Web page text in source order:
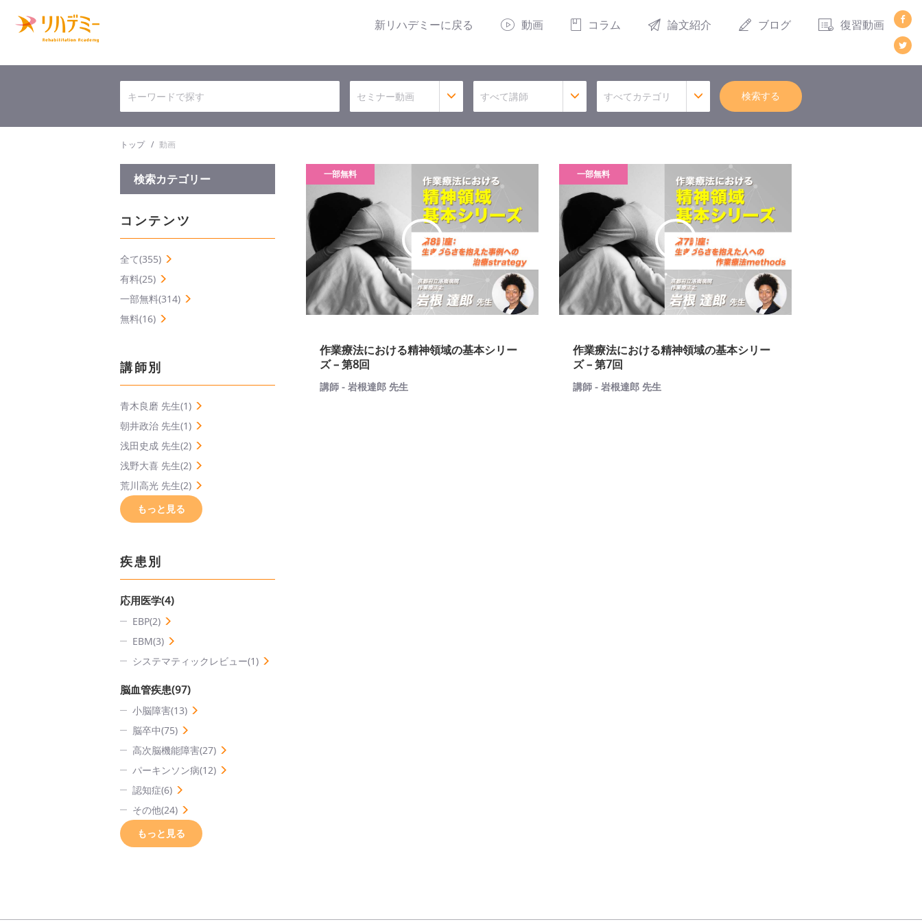
新リハデミーに戻る 動画 コラム 論文紹介 ブログ 復習動画
セミナー動画 すべて講師 すべてカテゴリ 検索する
トップ 動画
検索カテゴリー
コンテンツ
全て(355)
有料(25)
一部無料(314)
無料(16)
講師別
青木良磨 先生(1)
朝井政治 先生(1)
浅田史成 先生(2)
浅野大喜 先生(2)
荒川高光 先生(2)
もっと見る
疾患別
応用医学(4)
EBP(2)
EBM(3)
システマティックレビュー(1)
脳血管疾患(97)
小脳障害(13)
脳卒中(75)
高次脳機能障害(27)
パーキンソン病(12)
認知症(6)
その他(24)
もっと見る
一部無料
作業療法における精神領域の基本シリー
ズ – 第8回
講師 - 岩根達郎 先生
一部無料
作業療法における精神領域の基本シリー
ズ – 第7回
講師 - 岩根達郎 先生